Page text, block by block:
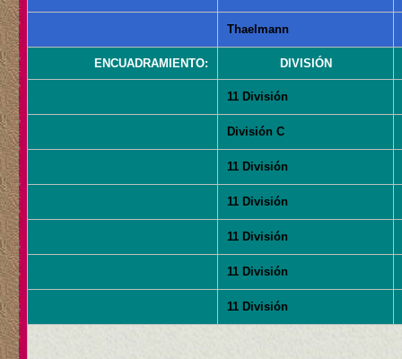
Thaelmann
ENCUADRAMIENTO: DIVISIÓN
11 División
División C
11 División
11 División
11 División
11 División
11 División